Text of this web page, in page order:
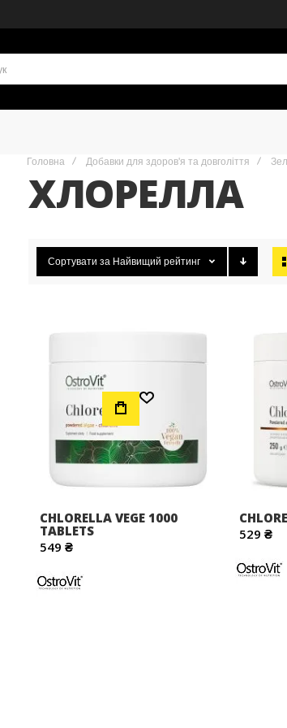
Головна Добавки для здоров'я та довголіття
ХЛОРЕЛЛА
Сортувати за Найвищий рейтинг
Додати до Списку Бажань
CHLORELLA VEGE 1000
TABLETS
549 ₴
529 ₴